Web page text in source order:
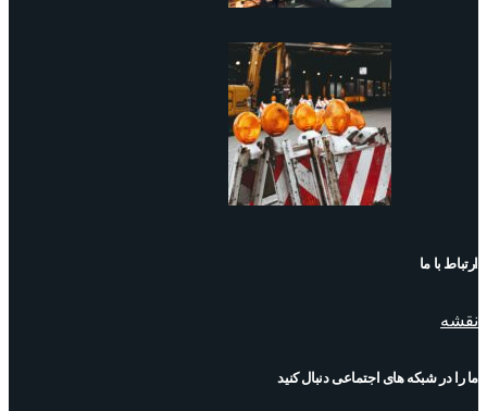
ارتباط با ما
نقشه
ما را در شبکه های اجتماعی دنبال کنید